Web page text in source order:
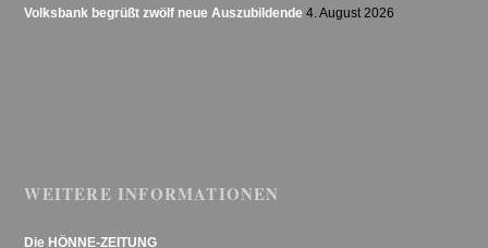
Volksbank begrüßt zwölf neue Auszubildende 4. August 2026
WEITERE INFORMATIONEN
Die HÖNNE-ZEITUNG